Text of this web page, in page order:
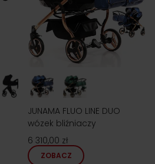
JUNAMA FLUO LINE DUO
wózek bliźniaczy
6 310,00 zł
ZOBACZ